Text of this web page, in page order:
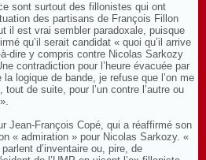
sont surtout des fillonistes qui ont
des partisans de François Fillon
il est vrai sembler paradoxale, puisque
qu’il serait candidat « quoi qu’il arrive
dire y compris contre Nicolas Sarkozy
contradiction pour l’heure évacuée par
logique de bande, je refuse que l’on me
de suite, pour l’un contre l’autre ou
Jean-François Copé, qui a réaffirmé son
« admiration » pour Nicolas Sarkozy. «
d’inventaire ou, pire, de